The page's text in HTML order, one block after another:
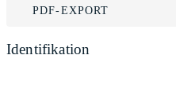
PDF-EXPORT
Identifikation